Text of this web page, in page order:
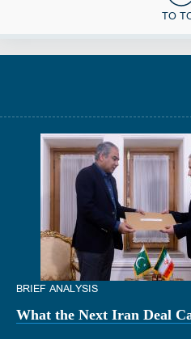
TO
BRIEF ANALYSIS
What the Next Iran Deal